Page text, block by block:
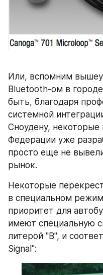
Или, вспомним
Bluetooth-ом в
быть, благодаря
системной
Сноудену, некоторые
Федерации уже
просто еще не
рынок.
Некоторые
в специальном
приоритет для
имеют специальную
литерой "B", и
Signal":